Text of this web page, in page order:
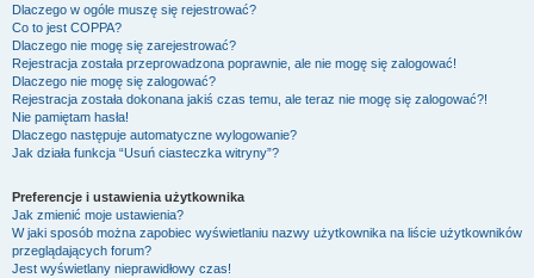
Dlaczego w ogóle muszę się rejestrować?
Co to jest COPPA?
Dlaczego nie mogę się zarejestrować?
Rejestracja została przeprowadzona poprawnie, ale nie mogę się zalogować!
Dlaczego nie mogę się zalogować?
Rejestracja została dokonana jakiś czas temu, ale teraz nie mogę się zalogować?!
Nie pamiętam hasła!
Dlaczego następuje automatyczne wylogowanie?
Jak działa funkcja “Usuń ciasteczka witryny”?
Preferencje i ustawienia użytkownika
Jak zmienić moje ustawienia?
W jaki sposób można zapobiec wyświetlaniu nazwy użytkownika na liście użytkowników
przeglądających forum?
Jest wyświetlany nieprawidłowy czas!